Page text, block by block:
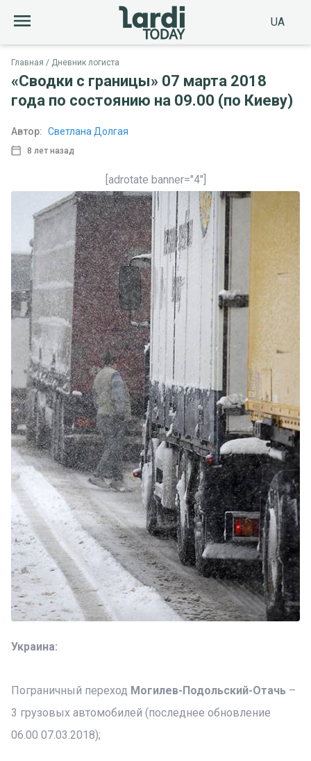
UA
Главная Дневник логиста
«Сводки с границы» 07 марта 2018
года по состоянию на 09.00 (по Киеву)
8 лет назад
Автор: Светлана Долгая
[adrotate banner="4"]
Украина:
Пограничный переход Могилев-Подольский-Отачь –
3 грузовых автомобилей (последнее обновление
06.00 07.03.2018);